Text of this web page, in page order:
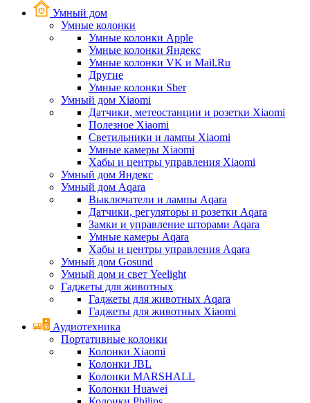
Умный дом
Умные колонки
Умные колонки Apple
Умные колонки Яндекс
Умные колонки VK и Mail.Ru
Другие
Умные колонки Sber
Умный дом Xiaomi
Датчики, метеостанции и розетки Xiaomi
Полезное Xiaomi
Светильники и лампы Xiaomi
Умные камеры Xiaomi
Хабы и центры управления Xiaomi
Умный дом Яндекс
Умный дом Aqara
Выключатели и лампы Aqara
Датчики, регуляторы и розетки Aqara
Замки и управление шторами Aqara
Умные камеры Aqara
Хабы и центры управления Aqara
Умный дом Gosund
Умный дом и свет Yeelight
Гаджеты для животных
Гаджеты для животных Aqara
Гаджеты для животных Xiaomi
Аудиотехника
Портативные колонки
Колонки Xiaomi
Колонки JBL
Колонки MARSHALL
Колонки Huawei